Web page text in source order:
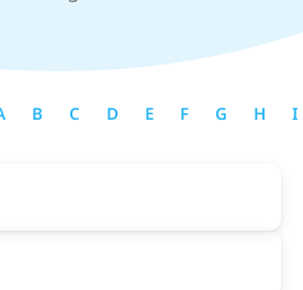
B C D E F G H I